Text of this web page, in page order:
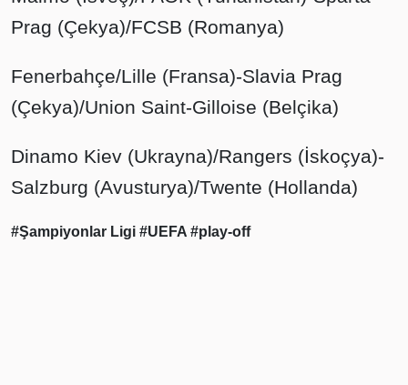
Prag (Çekya)/FCSB (Romanya)
Fenerbahçe/Lille (Fransa)-Slavia Prag
(Çekya)/Union Saint-Gilloise (Belçika)
Dinamo Kiev (Ukrayna)/Rangers (İskoçya)-
Salzburg (Avusturya)/Twente (Hollanda)
#Şampiyonlar Ligi #UEFA #play-off